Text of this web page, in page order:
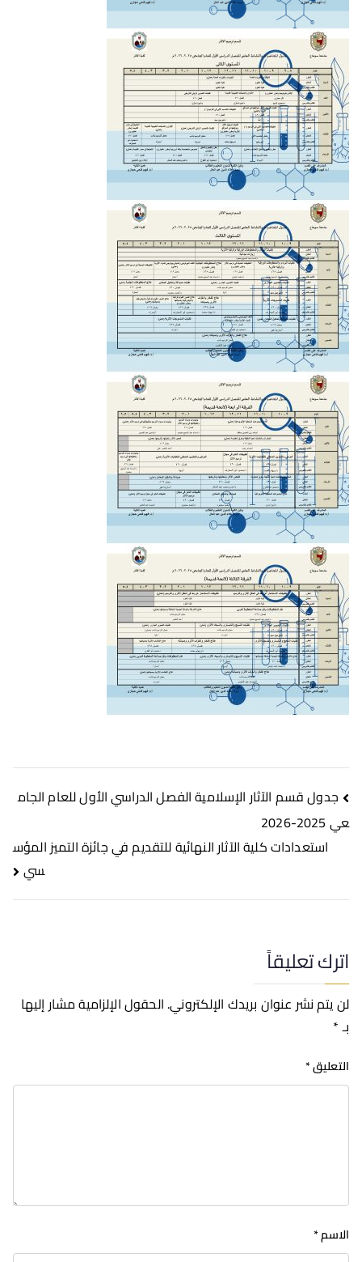
جدول قسم الآثار الإسلامية الفصل الدراسي الأول للعام الجام
عي 2025-2026
استعدادات كلية الآثار النهائية للتقديم في جائزة التميز المؤس
سي
اترك تعليقاً
لن يتم نشر عنوان بريدك الإلكتروني. الحقول الإلزامية مشار إليها
بـ*
التعليق*
الاسم*